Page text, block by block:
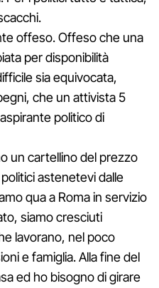
offeso. Offeso che una
per disponibilità
sia equivocata,
che un attivista 5
politico di
un cartellino del prezzo
astenetevi dalle
qua a Roma in servizio
siamo cresciuti
lavorano, nel poco
e famiglia. Alla fine del
ed ho bisogno di girare